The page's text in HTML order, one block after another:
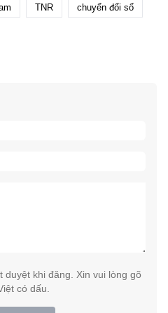
TNR chuyển đổi số
khi đăng. Xin vui lòng gõ
có dấu.